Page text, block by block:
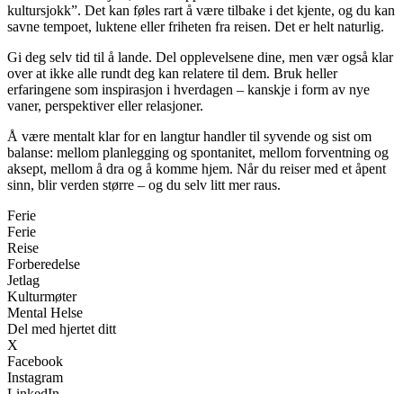
kultursjokk”. Det kan føles rart å være tilbake i det kjente, og du kan
savne tempoet, luktene eller friheten fra reisen. Det er helt naturlig.
Gi deg selv tid til å lande. Del opplevelsene dine, men vær også klar
over at ikke alle rundt deg kan relatere til dem. Bruk heller
erfaringene som inspirasjon i hverdagen – kanskje i form av nye
vaner, perspektiver eller relasjoner.
Å være mentalt klar for en langtur handler til syvende og sist om
balanse: mellom planlegging og spontanitet, mellom forventning og
aksept, mellom å dra og å komme hjem. Når du reiser med et åpent
sinn, blir verden større – og du selv litt mer raus.
Ferie
Ferie
Reise
Forberedelse
Jetlag
Kulturmøter
Mental Helse
Del med hjertet ditt
X
Facebook
Instagram